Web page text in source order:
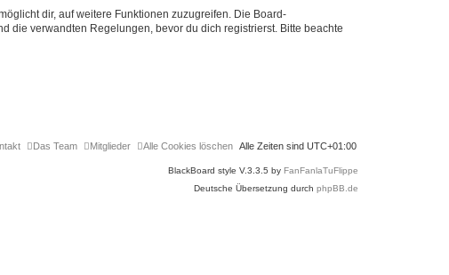
dir, auf weitere Funktionen zuzugreifen. Die Board-
die verwandten Regelungen, bevor du dich registrierst. Bitte beachte
Alle Zeiten sind UTC+01:00
Alle Cookies löschen
Mitglieder
Das Team
BlackBoard style V.3.3.5 by FanFanlaTuFlippe
Deutsche Übersetzung durch phpBB.de